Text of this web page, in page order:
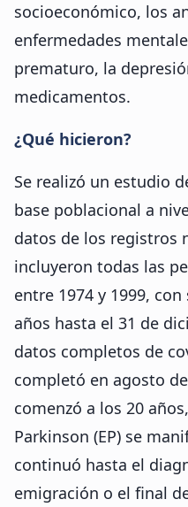
socioeconómico, los
enfermedades
prematuro, la
medicamentos.
¿Qué hicieron?
Se realizó un estudio
base poblacional a
datos de los registros
incluyeron todas las
entre 1974 y 1999,
años hasta el 31 de
datos completos de
completó en agosto
comenzó a los 20
Parkinson (EP) se
continuó hasta el
emigración o el final